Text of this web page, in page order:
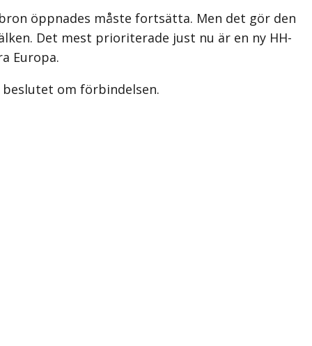
öppnades måste fortsätta. Men det gör den
Det mest prioriterade just nu är en ny HH-
Europa.
om förbindelsen.